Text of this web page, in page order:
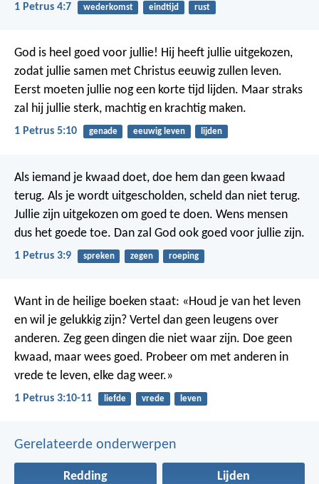
1 Petrus 4:7 wederkomst eindtijd rust
God is heel goed voor jullie! Hij heeft jullie uitgekozen,
zodat jullie samen met Christus eeuwig zullen leven.
Eerst moeten jullie nog een korte tijd lijden. Maar straks
zal hij jullie sterk, machtig en krachtig maken.
1 Petrus 5:10 genade eeuwig leven lijden
Als iemand je kwaad doet, doe hem dan geen kwaad
terug. Als je wordt uitgescholden, scheld dan niet terug.
Jullie zijn uitgekozen om goed te doen. Wens mensen
dus het goede toe. Dan zal God ook goed voor jullie zijn.
1 Petrus 3:9 spreken zegen roeping
Want in de heilige boeken staat: «Houd je van het leven
en wil je gelukkig zijn? Vertel dan geen leugens over
anderen. Zeg geen dingen die niet waar zijn. Doe geen
kwaad, maar wees goed. Probeer om met anderen in
vrede te leven, elke dag weer.»
1 Petrus 3:10-11 liefde vrede leven
Gerelateerde onderwerpen
Redding Lijden